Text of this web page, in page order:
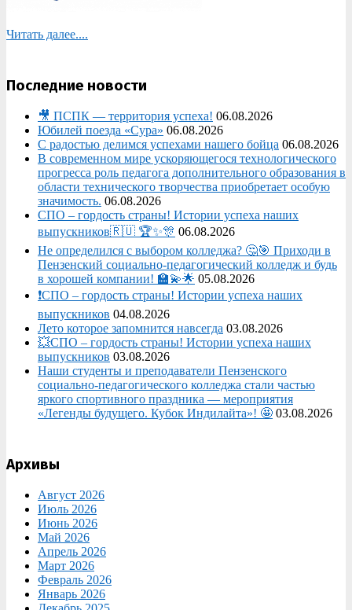
Читать далее....
Последние новости
🎥 ПСПК — территория успеха! 06.08.2026
Юбилей поезда «Сура» 06.08.2026
С радостью делимся успехами нашего бойца 06.08.2026
В современном мире ускоряющегося технологического
прогресса роль педагога дополнительного образования в
области технического творчества приобретает особую
значимость. 06.08.2026
СПО – гордость страны! Истории успеха наших
выпускников🇷🇺 🏆✨🎊 06.08.2026
Не определился с выбором колледжа? 🤔🎯 Приходи в
Пензенский социально-педагогический колледж и будь
в хорошей компании! 🏫💫🌟 05.08.2026
❗СПО – гордость страны! Истории успеха наших
выпускников 04.08.2026
Лето которое запомнится навсегда 03.08.2026
💥СПО – гордость страны! Истории успеха наших
выпускников 03.08.2026
Наши студенты и преподаватели Пензенского
социально‑педагогического колледжа стали частью
яркого спортивного праздника — мероприятия
«Легенды будущего. Кубок Индилайта»! 🤩 03.08.2026
Архивы
Август 2026
Июль 2026
Июнь 2026
Май 2026
Апрель 2026
Март 2026
Февраль 2026
Январь 2026